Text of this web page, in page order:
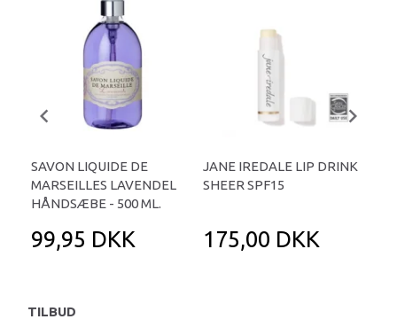
SAVON LIQUIDE DE
MARSEILLES LAVENDEL
HÅNDSÆBE - 500 ML.
99,95 DKK
JANE IREDALE LIP DRINK
SHEER SPF15
175,00 DKK
TILBUD